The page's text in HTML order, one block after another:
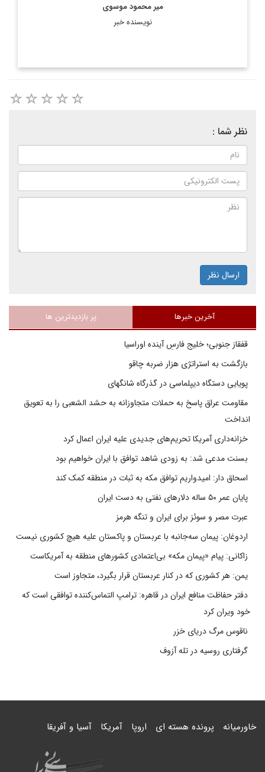
میر محمود موسوى
نویسنده خبر
نظر شما :
ارسال نظر
آخرین خبرها پر بازدیدترین ها
قفقاز جنوبی؛ خلیج فارسِ آینده اوراسیا
بازگشت به استراتژی هزار ضربه چاقو
پویایی دستگاه دیپلماسی در گذرگاه شانگهای
مقاومت عراق پاسخ به حملات متجاوزانه به حشد الشعبی را به تعویق
انداخت
خزانه‌داری آمریکا تحریم‌های جدیدی علیه ایران اعمال کرد
بسنت مدعی شد: به زودی شاهد توافق با ایران خواهیم بود
اسحاق دار: امیدواریم توافق مکه به ثبات در منطقه کمک کند
پایان عمر ۵۰ ساله دلارهای نفتی به دست ایران
عبرت مصر و سوئز برای ایران و تنگه هرمز
اردوغان: پیمان سه‌جانبه با عربستان و پاکستان علیه هیچ کشوری نیست
زاکانی: پیام «پیمان مکه» بی‌اعتمادی کشورهای منطقه به آمریکاست
یمن: هر کشوری که در کنار عربستان قرار بگیرد، متجاوز است
دفتر حفاظت منافع ایران در قاهره: ترامپ التماس‌کننده توافقی است که
خود ویران کرد
ناقوس مرگ دریای خزر
گرفتاری روسیه در تله آزوف
خاورمیانه پرونده هسته ای اروپا آمریکا آسیا و آفریقا